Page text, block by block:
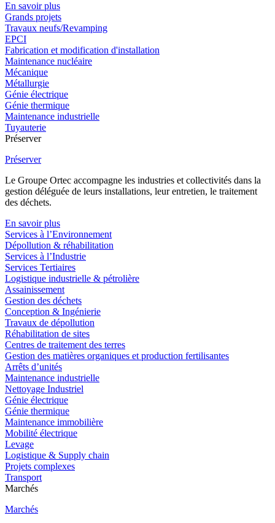
En savoir plus
Grands projets
Travaux neufs/Revamping
EPCI
Fabrication et modification d'installation
Maintenance nucléaire
Mécanique
Métallurgie
Génie électrique
Génie thermique
Maintenance industrielle
Tuyauterie
Préserver
Préserver
Le Groupe Ortec accompagne les industries et collectivités dans la
gestion déléguée de leurs installations, leur entretien, le traitement
des déchets.
En savoir plus
Services à l’Environnement
Dépollution & réhabilitation
Services à l’Industrie
Services Tertiaires
Logistique industrielle & pétrolière
Assainissement
Gestion des déchets
Conception & Ingénierie
Travaux de dépollution
Réhabilitation de sites
Centres de traitement des terres
Gestion des matières organiques et production fertilisantes
Arrêts d’unités
Maintenance industrielle
Nettoyage Industriel
Génie électrique
Génie thermique
Maintenance immobilière
Mobilité électrique
Levage
Logistique & Supply chain
Projets complexes
Transport
Marchés
Marchés